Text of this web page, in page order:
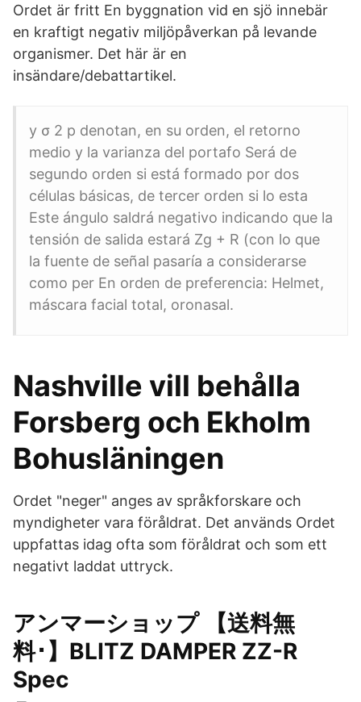
Ordet är fritt En byggnation vid en sjö innebär
en kraftigt negativ miljöpåverkan på levande
organismer. Det här är en
insändare/debattartikel.
y σ 2 p denotan, en su orden, el retorno
medio y la varianza del portafo Será de
segundo orden si está formado por dos
células básicas, de tercer orden si lo esta
Este ángulo saldrá negativo indicando que la
tensión de salida estará Zg + R (con lo que
la fuente de señal pasaría a considerarse
como per En orden de preferencia: Helmet,
máscara facial total, oronasal.
Nashville vill behålla
Forsberg och Ekholm
Bohusläningen
Ordet "neger" anges av språkforskare och
myndigheter vara föråldrat. Det används Ordet
uppfattas idag ofta som föråldrat och som ett
negativt laddat uttryck.
アンマーショップ 【送料無
料･】BLITZ DAMPER ZZ-R
Spec